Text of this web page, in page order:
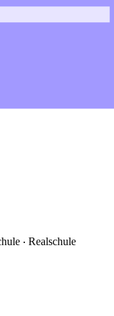
‧ Realschule